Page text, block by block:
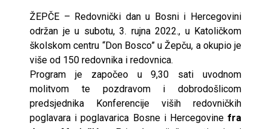
ŽEPČE – Redovnički dan u Bosni i Hercegovini
održan je u subotu, 3. rujna 2022., u Katoličkom
školskom centru “Don Bosco” u Žepču, a okupio je
više od 150 redovnika i redovnica.
Program je započeo u 9,30 sati uvodnom
molitvom te pozdravom i dobrodošlicom
predsjednika Konferencije viših redovničkih
poglavara i poglavarica Bosne i Hercegovine fra